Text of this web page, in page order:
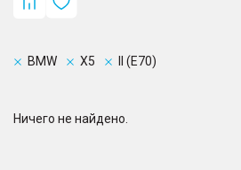
BMW X5 II (E70)
Ничего не найдено.